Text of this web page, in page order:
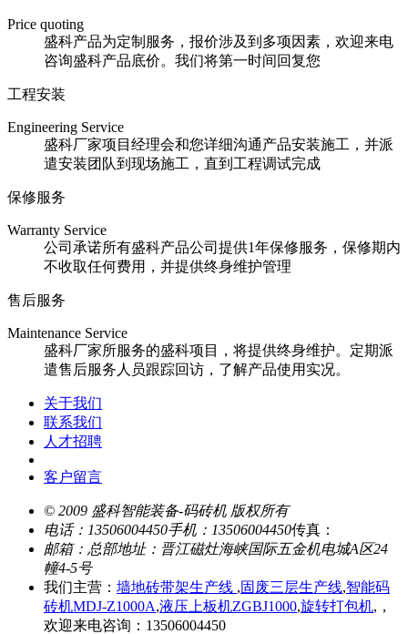
Price quoting
盛科产品为定制服务，报价涉及到多项因素，欢迎来电
咨询盛科产品底价。我们将第一时间回复您
工程安装
Engineering Service
盛科厂家项目经理会和您详细沟通产品安装施工，并派
遣安装团队到现场施工，直到工程调试完成
保修服务
Warranty Service
公司承诺所有盛科产品公司提供1年保修服务，保修期内
不收取任何费用，并提供终身维护管理
售后服务
Maintenance Service
盛科厂家所服务的盛科项目，将提供终身维护。定期派
遣售后服务人员跟踪回访，了解产品使用实况。
关于我们
联系我们
人才招聘
客户留言
© 2009 盛科智能装备-码砖机 版权所有
电话：13506004450手机：13506004450传真：
邮箱： 总部地址：晋江磁灶海峡国际五金机电城A区24
幢4-5号
我们主营： 墙地砖带架生产线 ,固废三层生产线,智能码
砖机MDJ-Z1000A,液压上板机ZGBJ1000,旋转打包机,，
欢迎来电咨询：13506004450